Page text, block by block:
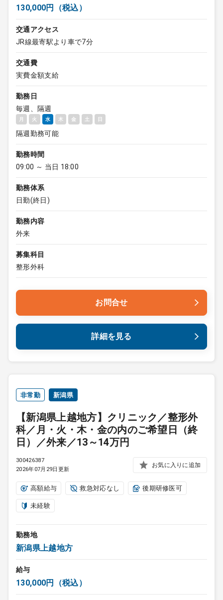
130,000円（税込）
交通アクセス
JR線最寄駅より車で7分
交通費
実費金額支給
勤務日
毎週、隔週
月 火 水 木 金 土 日
隔週勤務可能
勤務時間
09:00 ～ 当日 18:00
勤務体系
日勤(終日)
勤務内容
外来
募集科目
整形外科
お問合せ
詳細を見る
非常勤 新潟県
【新潟県上越地方】クリニック／整形外
科／月・火・木・金の内のご希望日（終
日）／外来／13～14万円
300426387
2026年07月29日更新
お気に入りに追加
高額給与 救急対応なし 後期研修医可
未経験
勤務地
新潟県上越地方
給与
130,000円（税込）